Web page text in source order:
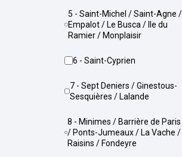
5 - Saint-Michel / Saint-Agne /
Empalot / Le Busca / Ile du
Ramier / Monplaisir
6 - Saint-Cyprien
7 - Sept Deniers / Ginestous-
Sesquières / Lalande
8 - Minimes / Barrière de Paris
/ Ponts-Jumeaux / La Vache /
Raisins / Fondeyre